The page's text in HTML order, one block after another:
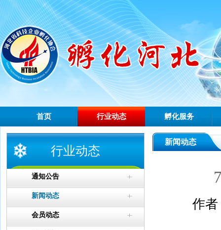
首页 行业动态 孵化服务
行业动态
通知公告
新闻动态
会员动态
新闻动态
作